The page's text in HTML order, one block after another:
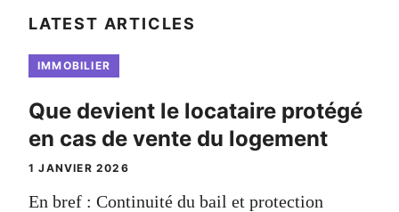
LATEST ARTICLES
IMMOBILIER
Que devient le locataire protégé
en cas de vente du logement
1 JANVIER 2026
En bref : Continuité du bail et protection